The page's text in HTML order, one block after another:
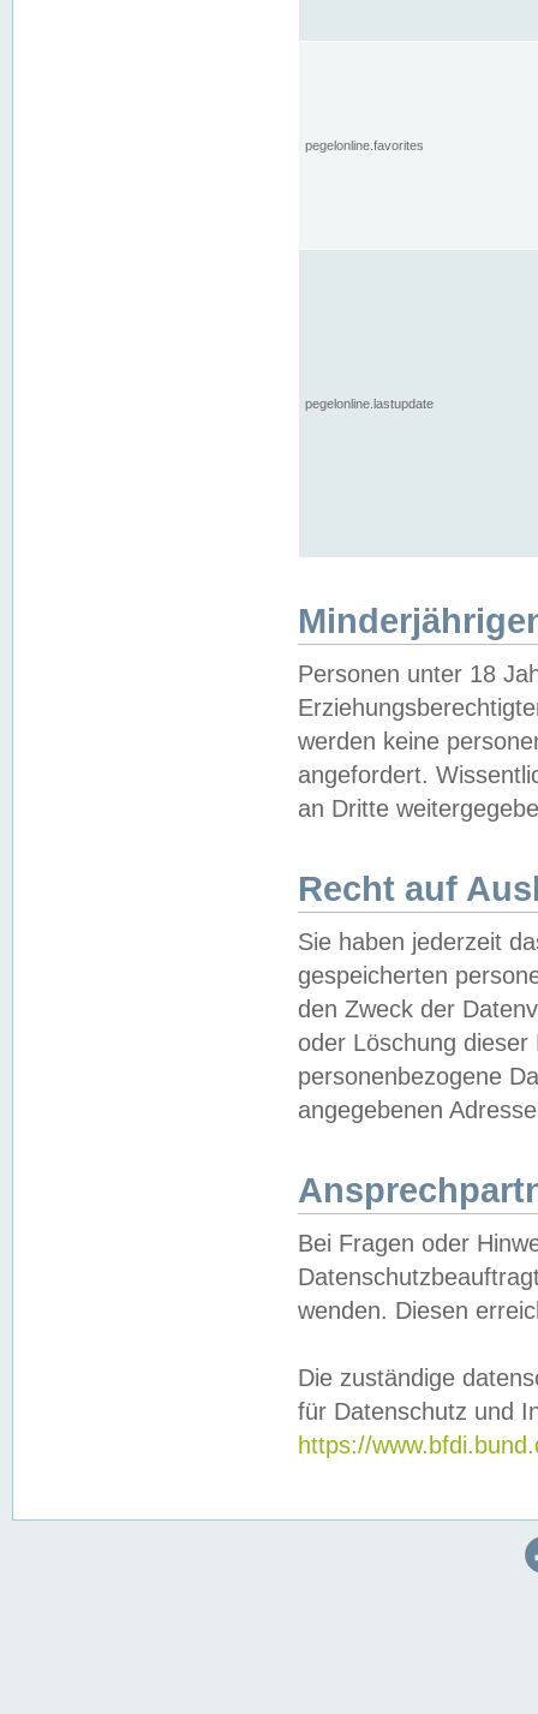
pegelonline.favorites
pegelonline.lastupdate
Personen unter 18
werden keine
angefordert.
an Dritte
Recht auf
Sie haben jederzeit
gespeicherten
den Zweck der
oder Löschung
personenbezogene
angegebenen
Bei Fragen oder
wenden. Diesen
Die zuständige
für Datenschutz und
https://